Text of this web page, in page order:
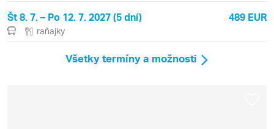
Št 8. 7. – Po 12. 7. 2027 (5 dní) 489 EUR
raňajky
Všetky termíny a možnosti